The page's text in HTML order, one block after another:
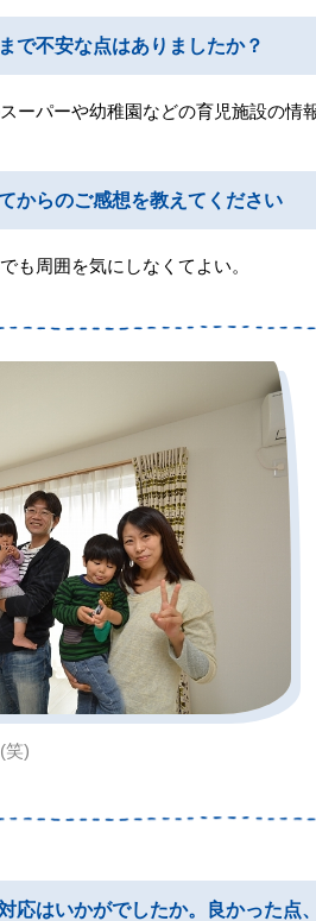
で不安な点はありましたか？
ーパーや幼稚園などの育児施設の情報
からのご感想を教えてください
も周囲を気にしなくてよい。
笑)
応はいかがでしたか。良かった点